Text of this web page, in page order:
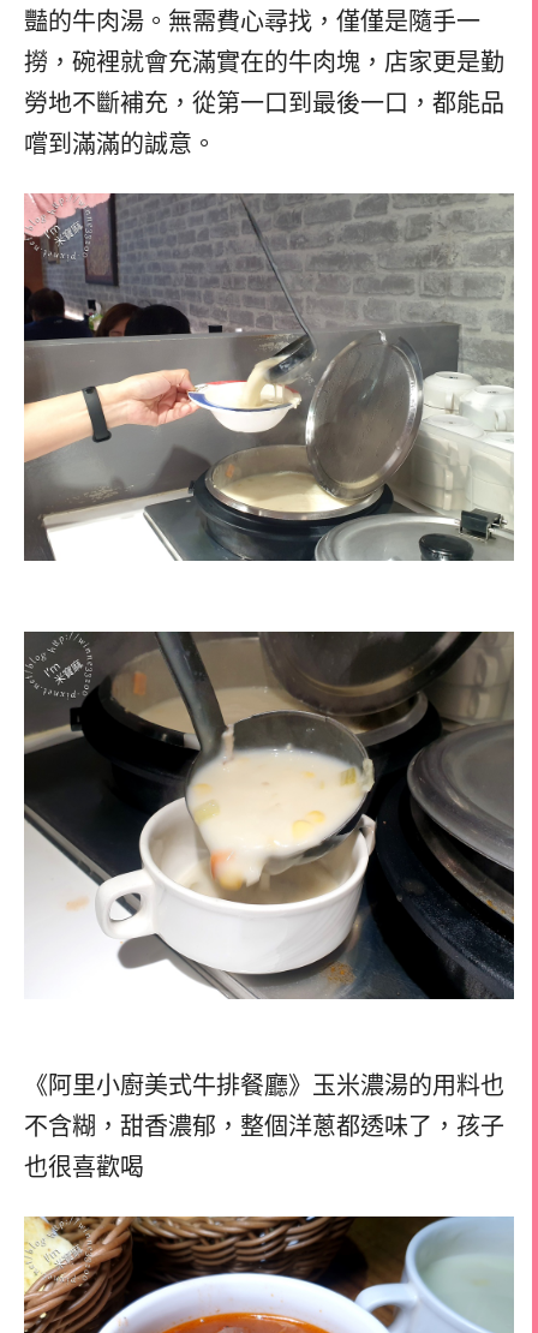
豔的牛肉湯。無需費心尋找，僅僅是隨手一
撈，碗裡就會充滿實在的牛肉塊，店家更是勤
勞地不斷補充，從第一口到最後一口，都能品
嚐到滿滿的誠意。
《阿里小廚美式牛排餐廳》玉米濃湯的用料也
不含糊，甜香濃郁，整個洋蔥都透味了，孩子
也很喜歡喝